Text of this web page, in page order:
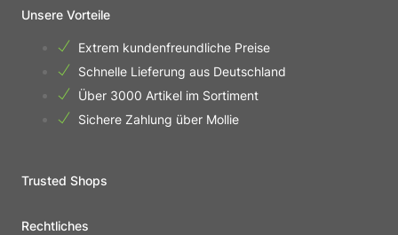
Unsere Vorteile
Extrem kundenfreundliche Preise
Schnelle Lieferung aus Deutschland
Über 3000 Artikel im Sortiment
Sichere Zahlung über Mollie
Trusted Shops
Rechtliches